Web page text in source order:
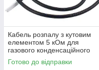
Кабель розпалу з кутовим
елементом 5 кОм для
газового конденсаційного
котла Viessmann B1KC/B1HC
7875205
Готово до відправки